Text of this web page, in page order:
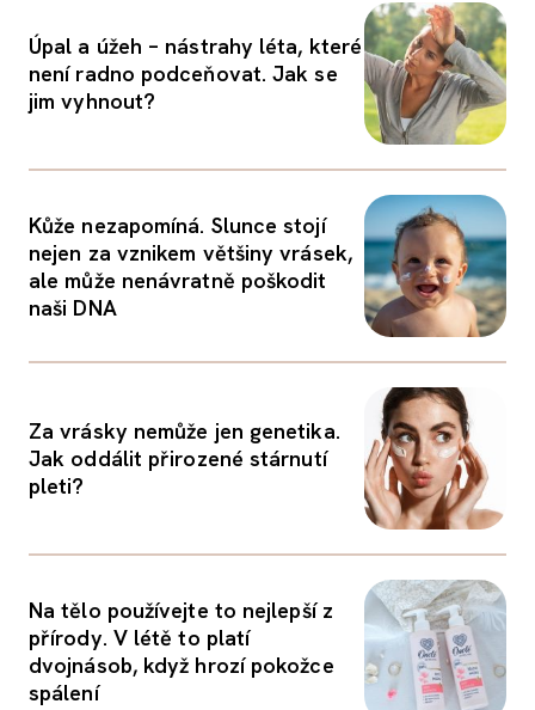
Úpal a úžeh – nástrahy léta, které
není radno podceňovat. Jak se
jim vyhnout?
Kůže nezapomíná. Slunce stojí
nejen za vznikem většiny vrásek,
ale může nenávratně poškodit
naši DNA
Za vrásky nemůže jen genetika.
Jak oddálit přirozené stárnutí
pleti?
Na tělo používejte to nejlepší z
přírody. V létě to platí
dvojnásob, když hrozí pokožce
spálení